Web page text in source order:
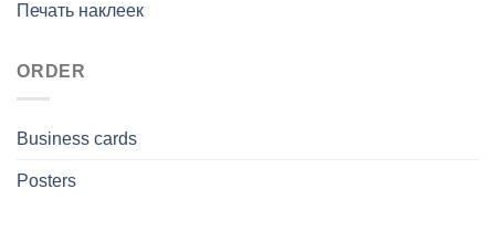
Печать наклеек
ORDER
Business cards
Posters